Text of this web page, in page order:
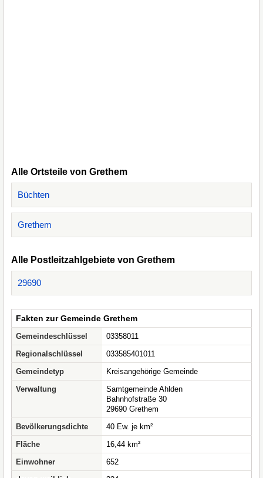
Alle Ortsteile von Grethem
Büchten
Grethem
Alle Postleitzahlgebiete von Grethem
29690
Fakten zur Gemeinde Grethem
Gemeindeschlüssel
03358011
Regionalschlüssel
033585401011
Gemeindetyp
Kreisangehörige Gemeinde
Verwaltung
Samtgemeinde Ahlden
Bahnhofstraße 30
29690 Grethem
Bevölkerungsdichte
40 Ew. je km²
Fläche
16,44 km²
Einwohner
652